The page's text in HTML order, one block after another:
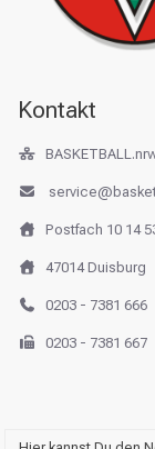
Kontakt
Postfach 10 14
47014 Duisburg
0203 - 7381 666
0203 - 7381 667